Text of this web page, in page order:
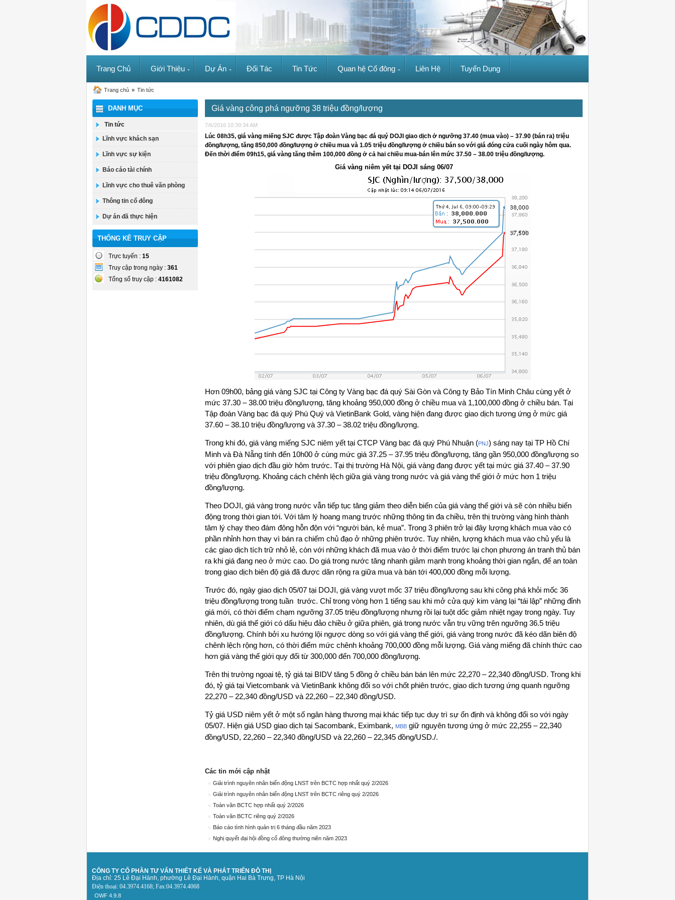
Trang Chủ Giới Thiệu Dự Án Đối Tác Tin Tức Quan hệ Cổ đông Liên Hệ Tuyển Dụng
Trang chủ » Tin tức
DANH MỤC
Tin tức
Lĩnh vực khách sạn
Lĩnh vực sự kiện
Báo cáo tài chính
Lĩnh vực cho thuê văn phòng
Thông tin cổ đông
Dự án đã thực hiện
THỐNG KÊ TRUY CẬP
Trực tuyến : 15
Truy cập trong ngày : 361
Tổng số truy cập : 4161082
Giá vàng công phá ngưỡng 38 triệu đồng/lượng
7/6/2016 10:39:34 AM
Lúc 08h35, giá vàng miếng SJC được Tập đoàn Vàng bạc đá quý DOJI giao dịch ở ngưỡng 37.40 (mua vào) – 37.90 (bán ra) triệu
đồng/lượng, tăng 850,000 đồng/lượng ở chiều mua và 1.05 triệu đồng/lượng ở chiều bán so với giá đóng cửa cuối ngày hôm qua.
Đến thời điểm 09h15, giá vàng tăng thêm 100,000 đồng ở cả hai chiều mua-bán lên mức 37.50 – 38.00 triệu đồng/lượng.
Giá vàng niêm yết tại DOJI sáng 06/07
Hơn 09h00, bảng giá vàng SJC tại Công ty Vàng bạc đá quý Sài Gòn và Công ty Bảo Tín Minh Châu cùng yết ở
mức 37.30 – 38.00 triệu đồng/lượng, tăng khoảng 950,000 đồng ở chiều mua và 1,100,000 đồng ở chiều bán. Tại
Tập đoàn Vàng bạc đá quý Phú Quý và VietinBank Gold, vàng hiện đang được giao dịch tương ứng ở mức giá
37.60 – 38.10 triệu đồng/lượng và 37.30 – 38.02 triệu đồng/lượng.
Trong khi đó, giá vàng miếng SJC niêm yết tại CTCP Vàng bạc đá quý Phú Nhuận (PNJ) sáng nay tại TP Hồ Chí
Minh và Đà Nẵng tính đến 10h00 ở cùng mức giá 37.25 – 37.95 triệu đồng/lượng, tăng gần 950,000 đồng/lượng so
với phiên giao dịch đầu giờ hôm trước. Tại thị trường Hà Nội, giá vàng đang được yết tại mức giá 37.40 – 37.90
triệu đồng/lượng. Khoảng cách chênh lệch giữa giá vàng trong nước và giá vàng thế giới ở mức hơn 1 triệu
đồng/lượng.
Theo DOJI, giá vàng trong nước vẫn tiếp tục tăng giảm theo diễn biến của giá vàng thế giới và sẽ còn nhiều biến
động trong thời gian tới. Với tâm lý hoang mang trước những thông tin đa chiều, trên thị trường vàng hình thành
tâm lý chạy theo đám đông hỗn độn với “người bán, kẻ mua”. Trong 3 phiên trở lại đây lượng khách mua vào có
phần nhỉnh hơn thay vì bán ra chiếm chủ đạo ở những phiên trước. Tuy nhiên, lượng khách mua vào chủ yếu là
các giao dịch tích trữ nhỏ lẻ, còn với những khách đã mua vào ở thời điểm trước lại chọn phương án tranh thủ bán
ra khi giá đang neo ở mức cao. Do giá trong nước tăng nhanh giảm mạnh trong khoảng thời gian ngắn, để an toàn
trong giao dịch biên độ giá đã được dãn rộng ra giữa mua và bán tới 400,000 đồng mỗi lượng.
Trước đó, ngày giao dịch 05/07 tại DOJI, giá vàng vượt mốc 37 triệu đồng/lượng sau khi công phá khỏi mốc 36
triệu đồng/lượng trong tuần trước. Chỉ trong vòng hơn 1 tiếng sau khi mở cửa quý kim vàng lại “tái lập” những đỉnh
giá mới, có thời điểm chạm ngưỡng 37.05 triệu đồng/lượng nhưng rồi lại tuột dốc giảm nhiệt ngay trong ngày. Tuy
nhiên, dù giá thế giới có dấu hiệu đảo chiều ở giữa phiên, giá trong nước vẫn trụ vững trên ngưỡng 36.5 triệu
đồng/lượng. Chính bởi xu hướng lội ngược dòng so với giá vàng thế giới, giá vàng trong nước đã kéo dãn biên độ
chênh lệch rộng hơn, có thời điểm mức chênh khoảng 700,000 đồng mỗi lượng. Giá vàng miếng đã chính thức cao
hơn giá vàng thế giới quy đổi từ 300,000 đến 700,000 đồng/lượng.
Trên thị trường ngoại tệ, tỷ giá tại BIDV tăng 5 đồng ở chiều bán bán lên mức 22,270 – 22,340 đồng/USD. Trong khi
đó, tỷ giá tại Vietcombank và VietinBank không đổi so với chốt phiên trước, giao dịch tương ứng quanh ngưỡng
22,270 – 22,340 đồng/USD và 22,260 – 22,340 đồng/USD.
Tỷ giá USD niêm yết ở một số ngân hàng thương mại khác tiếp tục duy trì sự ổn định và không đổi so với ngày
05/07. Hiện giá USD giao dịch tại Sacombank, Eximbank, MBB giữ nguyên tương ứng ở mức 22,255 – 22,340
đồng/USD, 22,260 – 22,340 đồng/USD và 22,260 – 22,345 đồng/USD./.
Các tin mới cập nhật
Giải trình nguyên nhân biến động LNST trên BCTC hợp nhất quý 2/2026
Giải trình nguyên nhân biến động LNST trên BCTC riêng quý 2/2026
Toàn văn BCTC hợp nhất quý 2/2026
Toàn văn BCTC riêng quý 2/2026
Báo cáo tình hình quản trị 6 tháng đầu năm 2023
Nghị quyết đại hội đồng cổ đông thường niên năm 2023
CÔNG TY CỔ PHẦN TƯ VẤN THIẾT KẾ VÀ PHÁT TRIỂN ĐÔ THỊ
Địa chỉ: 25 Lê Đại Hành, phường Lê Đại Hành, quận Hai Bà Trưng, TP Hà Nội
Điện thoại: 04.3974.4168; Fax:04.3974.4068
OWF 4.9.8